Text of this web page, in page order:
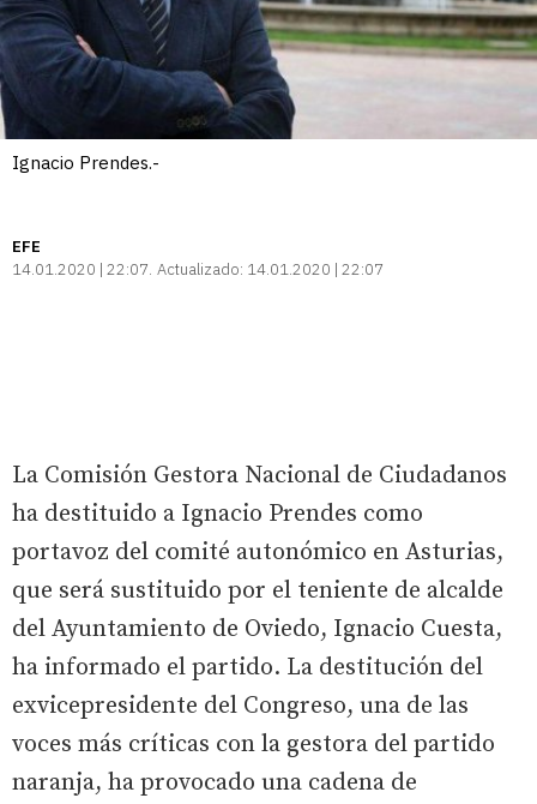
Ignacio Prendes.-
EFE
14.01.2020 | 22:07 Actualizado: 14.01.2020 | 22:07
La Comisión Gestora Nacional de Ciudadanos
ha destituido a Ignacio Prendes como
portavoz del comité autonómico en Asturias,
que será sustituido por el teniente de alcalde
del Ayuntamiento de Oviedo, Ignacio Cuesta,
ha informado el partido. La destitución del
exvicepresidente del Congreso, una de las
voces más críticas con la gestora del partido
naranja, ha provocado una cadena de